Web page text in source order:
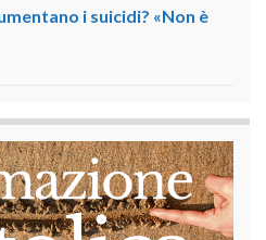
i suicidi? «Non è